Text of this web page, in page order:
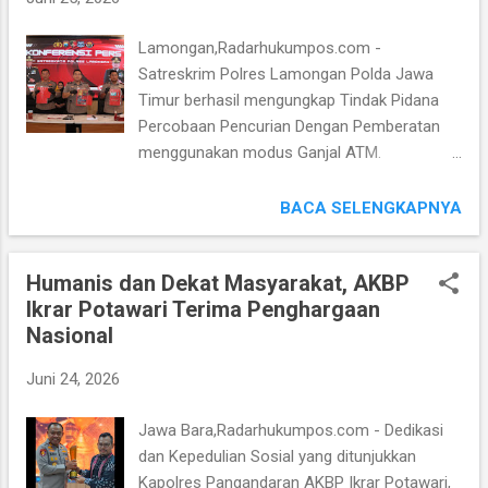
S.I.K mengatakan, bahwa kegiatan Pemuliaan
Nilai-nilai Tribrata merupakan momentum
penting bagi seluruh insan Bhayangkara
untuk kembali meneguhkan Komitmen
terhadap nilai Dasar Pengabdian Polri kepada
ini menjadi pengingat bagi seluruh anggota
Polri, bahwa Tribrata bukan sekadar
Pedoman Normatif, tetapi merupakan nilai ...
Lamongan,Radarhukumpos.com -
Satreskrim Polres Lamongan Polda Jawa
Timur berhasil mengungkap Tindak Pidana
Percobaan Pencurian Dengan Pemberatan
menggunakan modus Ganjal ATM.
mengamankan Lima orang Tersangka yang
diduga terlibat dalam Jaringan Spesialis
Ganjal ATM Lintas Daerah asal Banten dan
Lampung. Kelima Tersangka tersebut, yakni
H (31) asal Balaraja, Tangerang, Banten.
Pemeriksaan kepada masing-masing Pelaku
memiliki peran berbeda dalam menjalankan
BACA SELENGKAPNYA
Humanis dan Dekat Masyarakat, AKBP
Ikrar Potawari Terima Penghargaan
Nasional
Juni 24, 2026
Jawa Bara,Radarhukumpos.com - Dedikasi
dan Kepedulian Sosial yang ditunjukkan
Kapolres Pangandaran AKBP Ikrar Potawari,